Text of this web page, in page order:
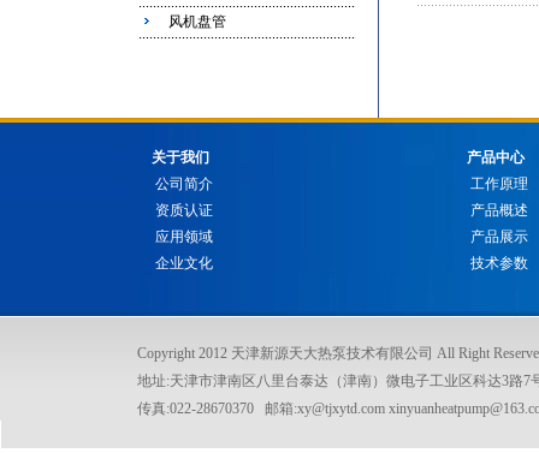
风机盘管
关于我们
公司简介
资质认证
应用领域
企业文化
产品中心
工作原理
产品概述
产品展示
技术参数
Copyright 2012 天津新源天大热泵技术有限公司 All Right
地址:天津市津南区八里台泰达（津南）微电子工业区科达3路7
传真:022-28670370 邮箱:xy@tjxytd.com